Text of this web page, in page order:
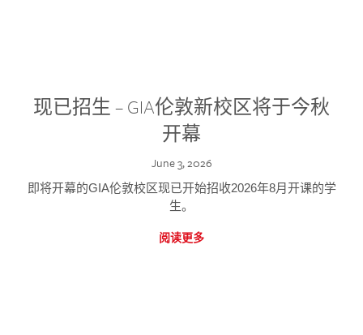
现已招生 – GIA伦敦新校区将于今秋
开幕
June 3, 2026
即将开幕的GIA伦敦校区现已开始招收2026年8月开课的学
生。
阅读更多